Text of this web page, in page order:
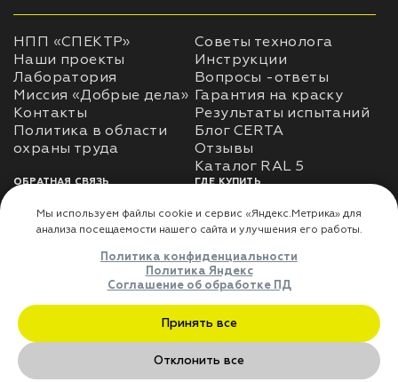
НПП «СПЕКТР»
Наши проекты
Лаборатория
Миссия «Добрые дела»
Контакты
Политика в области
Советы технолога
Инструкции
Вопросы -ответы
Гарантия на краску
Результаты испытаний
Блог CERTA
Отзывы
Каталог RAL 5
ОБРАТНАЯ СВЯЗЬ
Использование
использования личных
Оферта
ГДЕ КУПИТЬ
Доставка
Где купить
ДЛЯ ПАРТНЁРОВ
Преимущества
Мы используем файлы cookie и сервис «Яндекс.Метрика»